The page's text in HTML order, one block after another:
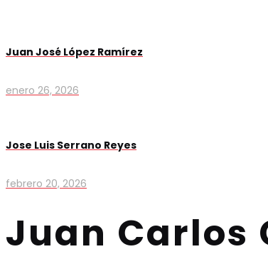
Juan José López Ramírez
enero 26, 2026
Jose Luis Serrano Reyes
febrero 20, 2026
Juan Carlos